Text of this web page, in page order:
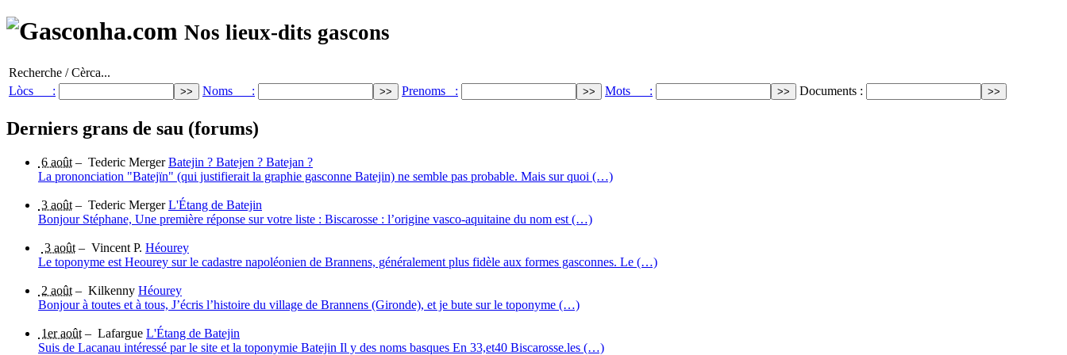
Nos lieux-dits gascons
Recherche / Cèrca...
Lòcs :
Noms : Prenoms : Mots : Documents :
Derniers grans de sau (forums)
6 août – Tederic Merger Batejin ? Batejen ? Batejan ?
La prononciation "Batejïn" (qui justifierait la graphie gasconne Batejin) ne semble pas probable. Mais sur quoi (…)
3 août – Tederic Merger L'Étang de Batejin
Bonjour Stéphane, Une première réponse sur votre liste : Biscarosse : l’origine vasco-aquitaine du nom est (…)
3 août – Vincent P. Héourey
Le toponyme est Heourey sur le cadastre napoléonien de Brannens, généralement plus fidèle aux formes gasconnes. Le (…)
2 août – Kilkenny Héourey
Bonjour à toutes et à tous, J’écris l’histoire du village de Brannens (Gironde), et je bute sur le toponyme (…)
1er août – Lafargue L'Étang de Batejin
Suis de Lacanau intéressé par le site et la toponymie Batejin Il y des noms basques En 33,et40 Biscarosse.les (…)